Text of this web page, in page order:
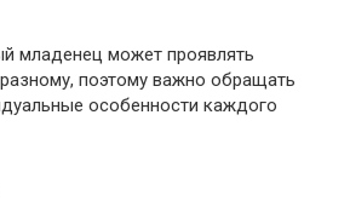
младенец может проявлять
поэтому важно обращать
особенности каждого